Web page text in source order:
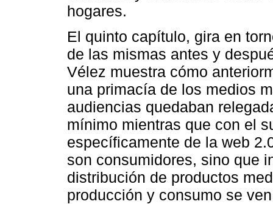
hogares.
El quinto capítulo, gira en
de las mismas antes y
Vélez muestra cómo
una primacía de los medios
audiencias quedaban
mínimo mientras que con el
específicamente de la web
son consumidores, sino que
distribución de productos
producción y consumo se